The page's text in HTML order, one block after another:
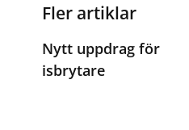
Fler artiklar
Nytt uppdrag för
isbrytare